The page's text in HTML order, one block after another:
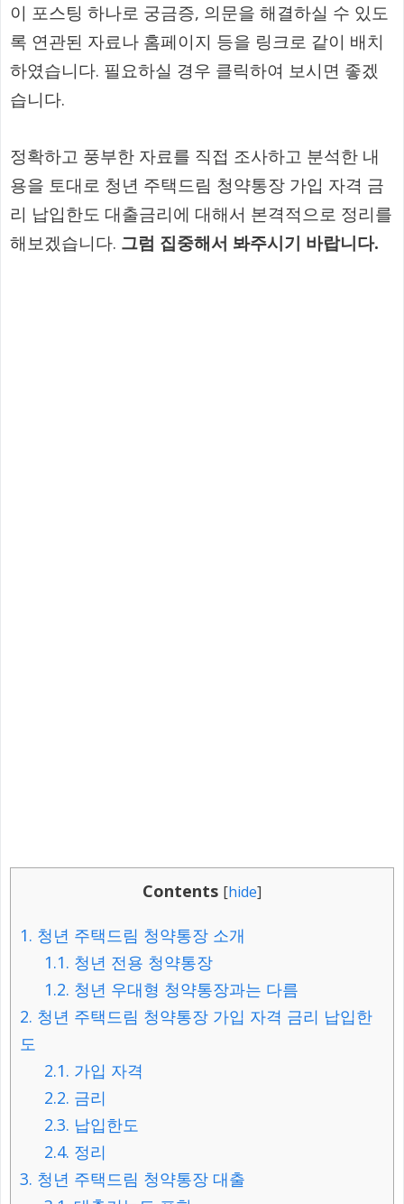
이 포스팅 하나로 궁금증, 의문을 해결하실 수 있도
록 연관된 자료나 홈페이지 등을 링크로 같이 배치
하였습니다. 필요하실 경우 클릭하여 보시면 좋겠
습니다.
정확하고 풍부한 자료를 직접 조사하고 분석한 내
용을 토대로 청년 주택드림 청약통장 가입 자격 금
리 납입한도 대출금리에 대해서 본격적으로 정리를
해보겠습니다. 그럼 집중해서 봐주시기 바랍니다.
Contents [hide]
1. 청년 주택드림 청약통장 소개
1.1. 청년 전용 청약통장
1.2. 청년 우대형 청약통장과는 다름
2. 청년 주택드림 청약통장 가입 자격 금리 납입한
도
2.1. 가입 자격
2.2. 금리
2.3. 납입한도
2.4. 정리
3. 청년 주택드림 청약통장 대출